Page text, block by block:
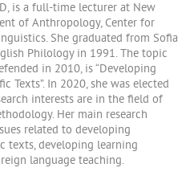
is a full-time lecturer at New
of Anthropology, Center for
She graduated from Sofia
Philology in 1991. The topic
in 2010, is “Developing
Texts”. In 2020, she was elected
interests are in the field of
Her main research
related to developing
texts, developing learning
language teaching.